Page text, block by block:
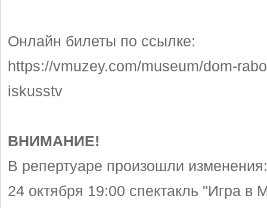
Онлайн билеты по ссылке:
https://vmuzey.com/museum/dom-
iskusstv
ВНИМАНИЕ!
В репертуаре произошли
24 октября 19:00 спектакль "Игра в